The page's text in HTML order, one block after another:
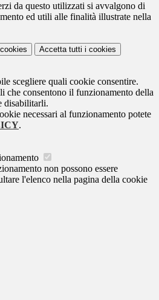
da questo utilizzati si avvalgono di
ed utili alle finalità illustrate nella
Accetta tutti i cookies
scegliere quali cookie consentire.
che consentono il funzionamento della
disabilitarli.
necessari al funzionamento potete
.
non possono essere
l'elenco nella pagina della cookie